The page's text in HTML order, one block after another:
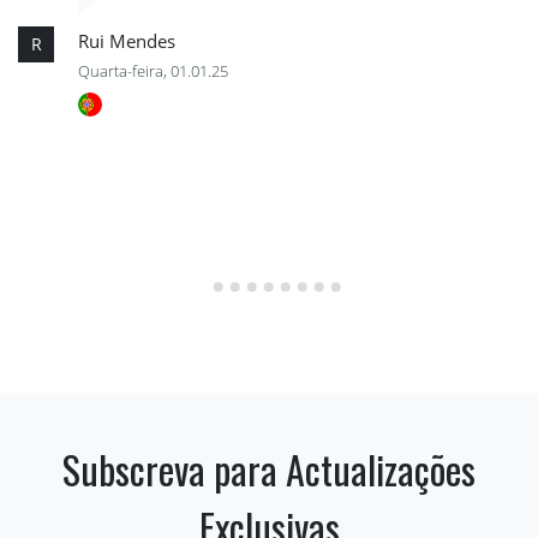
R Rui Mendes
Quarta-feira, 01.01.25
Subscreva para Actualizações
Exclusivas